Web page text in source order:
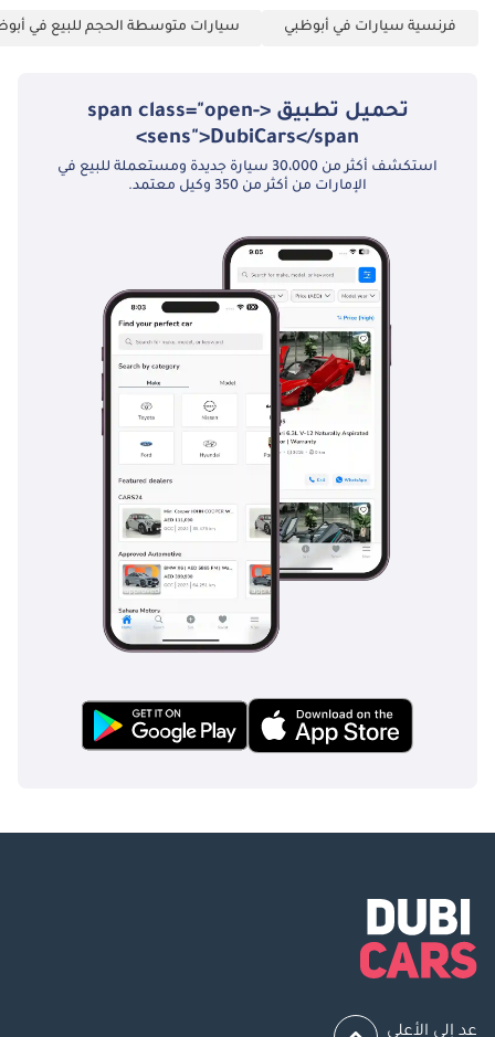
فرنسية سيارات في أبوظبي سيارات متوسطة الحجم للبيع في
تحميل تطبيق <span class="open-
sens">DubiCars</span>
استكشف أكثر من 30،000 سيارة جديدة ومستعملة للبيع في
الإمارات من أكثر من 350 وكيل معتمد.
عد إلى الأعلى